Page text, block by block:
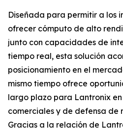
Diseñada para permitir a los
ofrecer cómputo de alto
junto con capacidades de
tiempo real, esta solución
posicionamiento en el
mismo tiempo ofrece
largo plazo para Lantronix
comerciales y de defensa de
Gracias a la relación de